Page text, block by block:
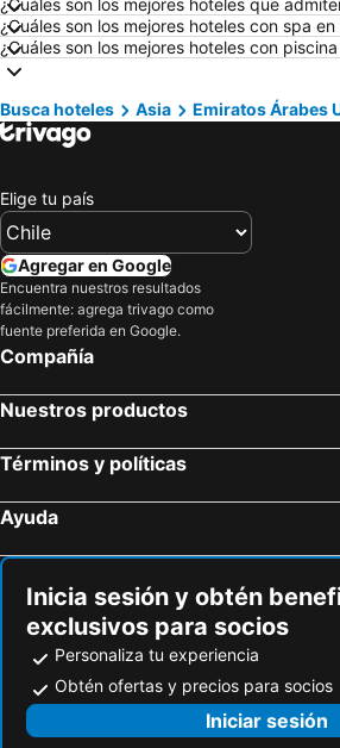
Hoteles en Búzios
Hoteles
Hoteles en Brasil
Hoteles en República Dominicana
Hoteles
Hoteles en Chiloé
Hoteles en Asunción
Hoteles en Isla Djerba
Hoteles en Puerto Plata
Hoteles en Puerto Rico
Hoteles en Provincia de San Antonio
¿Cuáles son los mejores hoteles que
¿Cuáles son los mejores hoteles con spa en
¿Cuáles son los mejores hoteles con
Busca hoteles Asia Emiratos Árabes
Elige tu país
Agregar en Google
Encuentra nuestros resultados
fácilmente: agrega trivago como
fuente preferida en Google.
Compañía
Nuestros productos
Términos y políticas
Ayuda
Inicia sesión y obtén
exclusivos para socios
Personaliza tu experiencia
Obtén ofertas y precios para socios
Iniciar sesión